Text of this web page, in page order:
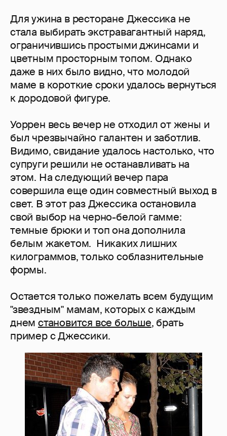
Для ужина в ресторане Джессика не
стала выбирать экстравагантный наряд,
ограничившись простыми джинсами и
цветным просторным топом. Однако
даже в них было видно, что молодой
маме в короткие сроки удалось вернуться
к дородовой фигуре.
Уоррен весь вечер не отходил от жены и
был чрезвычайно галантен и заботлив.
Видимо, свидание удалось настолько, что
супруги решили не останавливать на
этом. На следующий вечер пара
совершила еще один совместный выход в
свет. В этот раз Джессика остановила
свой выбор на черно-белой гамме:
темные брюки и топ она дополнила
белым жакетом. Никаких лишних
килограммов, только соблазнительные
формы.
Остается только пожелать всем будущим
"звездным" мамам, которых с каждым
днем становится все больше, брать
пример с Джессики.